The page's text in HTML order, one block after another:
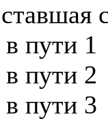
пути 1
пути 2
пути 3